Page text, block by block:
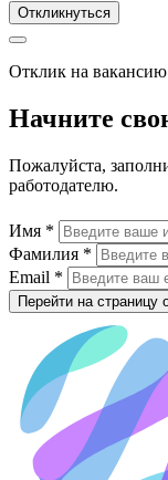
Откликнуться
Отклик на вакансию
Начните
Пожалуйста,
работодателю.
Имя *
Фамилия *
Email *
Перейти на страницу